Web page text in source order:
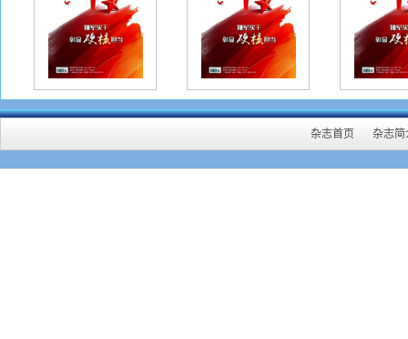
看
败
15个
初审
作者
专用
杂志首页 杂志简